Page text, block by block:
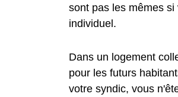
sont pas les mêmes
individuel.
Dans un logement
pour les futurs
votre syndic, vous